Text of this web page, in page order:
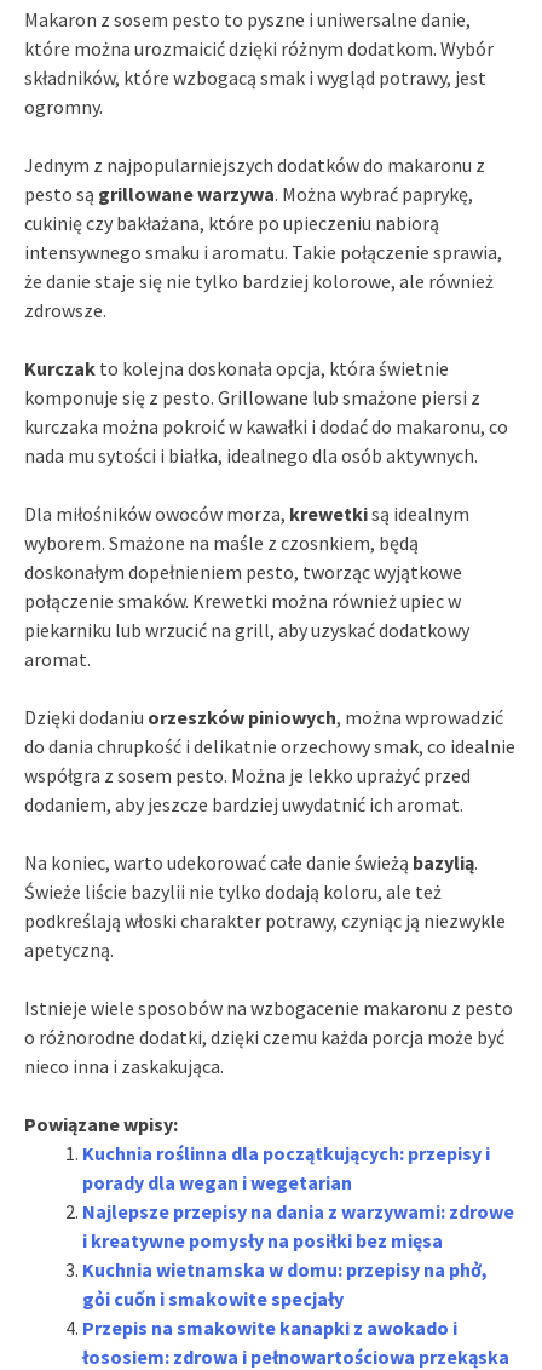
Makaron z sosem pesto to pyszne i uniwersalne danie,
które można urozmaicić dzięki różnym dodatkom. Wybór
składników, które wzbogacą smak i wygląd potrawy, jest
ogromny.
Jednym z najpopularniejszych dodatków do makaronu z
pesto są grillowane warzywa. Można wybrać paprykę,
cukinię czy bakłażana, które po upieczeniu nabiorą
intensywnego smaku i aromatu. Takie połączenie sprawia,
że danie staje się nie tylko bardziej kolorowe, ale również
zdrowsze.
Kurczak to kolejna doskonała opcja, która świetnie
komponuje się z pesto. Grillowane lub smażone piersi z
kurczaka można pokroić w kawałki i dodać do makaronu, co
nada mu sytości i białka, idealnego dla osób aktywnych.
Dla miłośników owoców morza, krewetkisą idealnym
wyborem. Smażone na maśle z czosnkiem, będą
doskonałym dopełnieniem pesto, tworząc wyjątkowe
połączenie smaków. Krewetki można również upiec w
piekarniku lub wrzucić na grill, aby uzyskać dodatkowy
aromat.
Dzięki dodaniu orzeszków piniowych, można wprowadzić
do dania chrupkość i delikatnie orzechowy smak, co idealnie
współgra z sosem pesto. Można je lekko uprażyć przed
dodaniem, aby jeszcze bardziej uwydatnić ich aromat.
Na koniec, warto udekorować całe danie świeżą bazylią.
Świeże liście bazylii nie tylko dodają koloru, ale też
podkreślają włoski charakter potrawy, czyniąc ją niezwykle
apetyczną.
Istnieje wiele sposobów na wzbogacenie makaronu z pesto
o różnorodne dodatki, dzięki czemu każda porcja może być
nieco inna i zaskakująca.
Powiązane wpisy:
Kuchnia roślinna dla początkujących: przepisy i
porady dla wegan i wegetarian
Najlepsze przepisy na dania z warzywami: zdrowe
i kreatywne pomysły na posiłki bez mięsa
Kuchnia wietnamska w domu: przepisy na phở,
gỏi cuốn i smakowite specjały
Przepis na smakowite kanapki z awokado i
łososiem: zdrowa i pełnowartościowa przekąska